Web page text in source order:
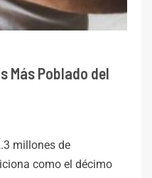
Más Poblado del
millones de
como el décimo